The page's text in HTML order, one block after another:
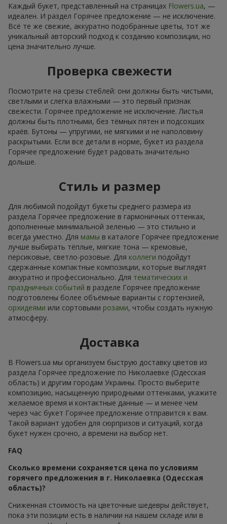
Каждый букет, представленный на страницах Flowers.ua, —
идеален. И раздел Горячее предложение — не исключение.
Всё те же свежие, аккуратно подобранные цветы, тот же
уникальный авторский подход к созданию композиции, но
цена значительно лучше.
Проверка свежести
Посмотрите на срезы стеблей: они должны быть чистыми,
светлыми и слегка влажными — это первый признак
свежести. Горячее предложение не исключение. Листья
должны быть плотными, без тёмных пятен и подсохших
краёв. Бутоны — упругими, не мягкими и не наполовину
раскрытыми. Если все детали в норме, букет из раздела
Горячее предложение будет радовать значительно
дольше.
Стиль и размер
Для любимой подойдут букеты среднего размера из
раздела Горячее предложение в гармоничных оттенках,
дополненные минимальной зеленью — это стильно и
всегда уместно. Для мамы в каталоге Горячее предложение
лучше выбирать тёплые, мягкие тона — кремовые,
персиковые, светло-розовые. Для коллеги подойдут
сдержанные компактные композиции, которые выглядят
аккуратно и профессионально. Для тематических и
праздничных событий в разделе Горячее предложение
подготовлены более объёмные варианты с гортензией,
орхидеями или сортовыми розами, чтобы создать нужную
атмосферу.
Доставка
В Flowers.ua мы организуем быструю доставку цветов из
раздела Горячее предложение по Николаевке (Одесская
область) и другим городам Украины. Просто выберите
композицию, насыщенную природными оттенками, укажите
желаемое время и контактные данные — и менее чем
через час букет Горячее предложение отправится к вам.
Такой вариант удобен для сюрпризов и ситуаций, когда
букет нужен срочно, а времени на выбор нет.
FAQ
Сколько времени сохраняется цена по условиям
горячего предложения в г. Николаевка (Одесская
область)?
Сниженная стоимость на цветочные шедевры действует,
пока эти позиции есть в наличии на нашем складе или в